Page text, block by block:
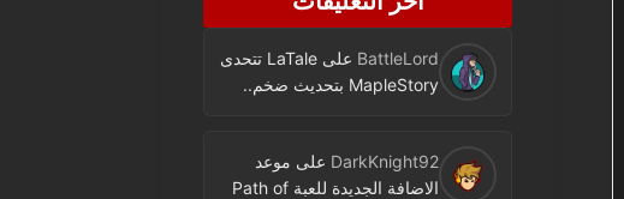
BattleLord على
LaTale تتحدى
MapleStory بتحديث ضخم..
DarkKnight92 على موعد
الاضافة الجديدة للعبة Path of